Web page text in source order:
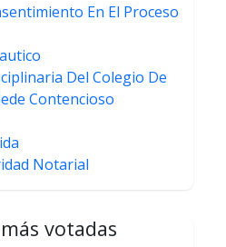
En El Proceso
Del Colegio De
Contencioso
Notarial
votadas